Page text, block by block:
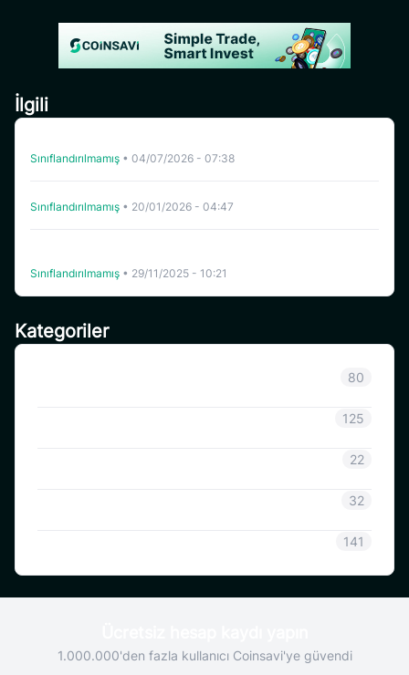
Kategoriler
80
125
22
32
141
İlgili
Sınıflandırılmamış • 04/07/2026 - 07:38
Sınıflandırılmamış • 20/01/2026 - 04:47
Sınıflandırılmamış • 29/11/2025 - 10:21
1.000.000'den fazla kullanıcı Coinsavi'ye güvendi